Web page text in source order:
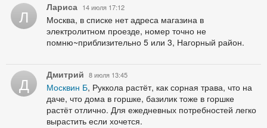
Л Лариса 14 июля 17:12
Москва, в списке нет адреса магазина в
электролитном проезде, номер точно не
помню~приблизительно 5 или 3, Нагорный район.
Д Дмитрий 8 июля 13:45
Москвин Б, Руккола растёт, как сорная трава, что на
даче, что дома в горшке, базилик тоже в горшке
растёт отлично. Для ежедневных потребностей легко
вырастить если хочется.